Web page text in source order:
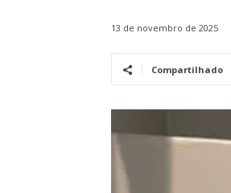
13 de novembro de 2025
Compartilhado